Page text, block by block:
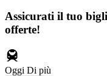
Assicurati il ​​tuo
offerte!
Oggi Di più